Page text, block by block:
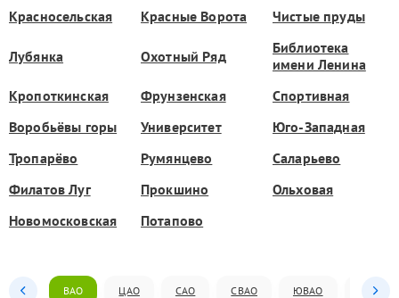
Красносельская Красные Ворота Чистые пруды
Лубянка Охотный Ряд
Библиотека
имени Ленина
Кропоткинская
Фрунзенская
Спортивная
Воробьёвы горы
Университет
Юго-Западная
Тропарёво
Румянцево
Саларьево
Филатов Луг
Прокшино
Ольховая
Новомосковская
Потапово
ВАО ЦАО САО СВАО ЮВАО ЮАО